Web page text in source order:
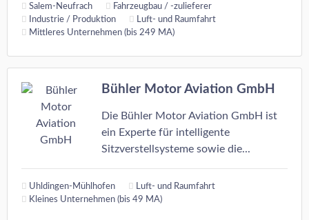
Salem-Neufrach
Fahrzeugbau / -zulieferer
Industrie / Produktion
Luft- und Raumfahrt
Mittleres Unternehmen (bis 249 MA)
Bühler Motor Aviation GmbH
Die Bühler Motor Aviation GmbH ist
ein Experte für intelligente
Sitzverstellsysteme sowie die...
Uhldingen-Mühlhofen
Luft- und Raumfahrt
Kleines Unternehmen (bis 49 MA)